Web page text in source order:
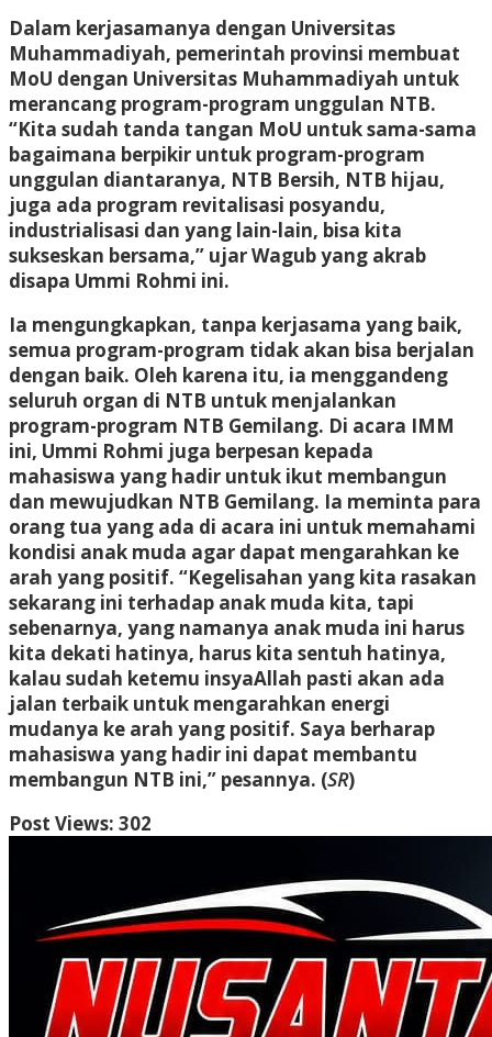
Dalam kerjasamanya dengan Universitas
Muhammadiyah, pemerintah provinsi membuat
MoU dengan Universitas Muhammadiyah untuk
merancang program-program unggulan NTB.
“Kita sudah tanda tangan MoU untuk sama-sama
bagaimana berpikir untuk program-program
unggulan diantaranya, NTB Bersih, NTB hijau,
juga ada program revitalisasi posyandu,
industrialisasi dan yang lain-lain, bisa kita
sukseskan bersama,” ujar Wagub yang akrab
disapa Ummi Rohmi ini.
Ia mengungkapkan, tanpa kerjasama yang baik,
semua program-program tidak akan bisa berjalan
dengan baik. Oleh karena itu, ia menggandeng
seluruh organ di NTB untuk menjalankan
program-program NTB Gemilang. Di acara IMM
ini, Ummi Rohmi juga berpesan kepada
mahasiswa yang hadir untuk ikut membangun
dan mewujudkan NTB Gemilang. Ia meminta para
orang tua yang ada di acara ini untuk memahami
kondisi anak muda agar dapat mengarahkan ke
arah yang positif. “Kegelisahan yang kita rasakan
sekarang ini terhadap anak muda kita, tapi
sebenarnya, yang namanya anak muda ini harus
kita dekati hatinya, harus kita sentuh hatinya,
kalau sudah ketemu insyaAllah pasti akan ada
jalan terbaik untuk mengarahkan energi
mudanya ke arah yang positif. Saya berharap
mahasiswa yang hadir ini dapat membantu
membangun NTB ini,” pesannya. (SR)
Post Views: 302